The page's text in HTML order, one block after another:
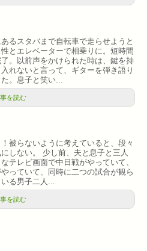
るスタバまで自転車で走らせようと
とエレベーターで相乗りに。短時間
。以前声をかけられた時は、鍵を持
れないと言って、ギターを弾き語り
。息子と笑い...
を読む
被らないように考えていると、段々
しない。 少し前、夫と息子と三人
テレビ画面で中日戦がやっていて、
っていて、同時に二つの試合が観ら
る男子二人...
を読む